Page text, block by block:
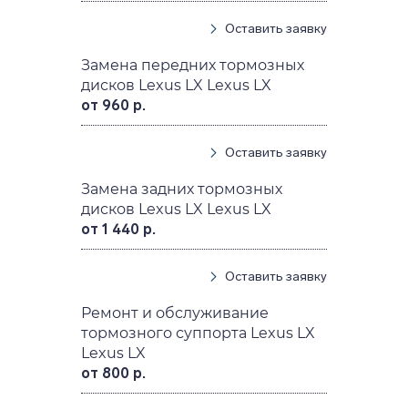
Оставить заявку
Замена передних тормозных
дисков Lexus LX Lexus LX
от 960 р.
Оставить заявку
Замена задних тормозных
дисков Lexus LX Lexus LX
от 1 440 р.
Оставить заявку
Ремонт и обслуживание
тормозного суппорта Lexus LX
Lexus LX
от 800 р.